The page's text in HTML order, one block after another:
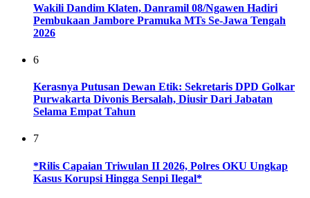
Wakili Dandim Klaten, Danramil 08/Ngawen Hadiri
Pembukaan Jambore Pramuka MTs Se-Jawa Tengah
2026
6
Kerasnya Putusan Dewan Etik: Sekretaris DPD Golkar
Purwakarta Divonis Bersalah, Diusir Dari Jabatan
Selama Empat Tahun
7
*Rilis Capaian Triwulan II 2026, Polres OKU Ungkap
Kasus Korupsi Hingga Senpi Ilegal*